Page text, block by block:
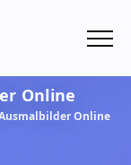
Online
Online